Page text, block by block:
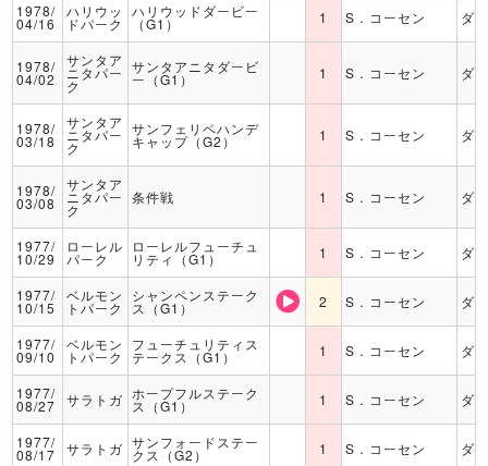
1978/
04/16
ハリウッ
ドパーク
ハリウッドダービー
（G1） 1 S．コーセン ダ
1978/
04/02
サンタア
ニタパー
ク
サンタアニタダービ
ー（G1） 1 S．コーセン ダ
1978/
03/18
サンタア
ニタパー
ク
サンフェリペハンデ
キャップ（G2） 1 S．コーセン ダ
1978/
03/08
サンタア
ニタパー
ク
条件戦 1 S．コーセン ダ
1977/
10/29
ローレル
パーク
ローレルフューチュ
リティ（G1） 1 S．コーセン ダ
1977/
10/15
ベルモン
トパーク
シャンペンステーク
ス（G1） 2 S．コーセン ダ
1977/
09/10
ベルモン
トパーク
フューチュリティス
テークス（G1） 1 S．コーセン ダ
1977/
08/27 サラトガ ホープフルステーク
ス（G1） 1 S．コーセン ダ
1977/
08/17 サラトガ サンフォードステー
クス（G2） 1 S．コーセン ダ